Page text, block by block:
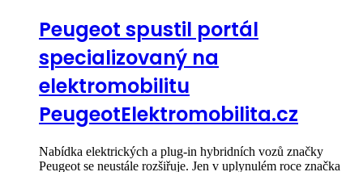
Peugeot spustil portál
specializovaný na
elektromobilitu
PeugeotElektromobilita.cz
Nabídka elektrických a plug-in hybridních vozů značky
Peugeot se neustále rozšiřuje. Jen v uplynulém roce značka